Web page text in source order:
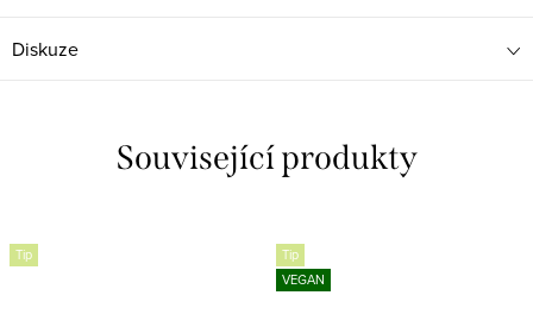
Diskuze
Související produkty
Tip
Tip
VEGAN